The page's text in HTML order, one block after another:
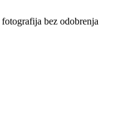
bez odobrenja